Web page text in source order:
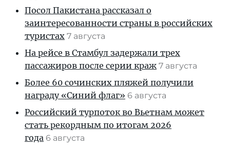
Посол Пакистана рассказал о
заинтересованности страны в российских
туристах 7 августа
На рейсе в Стамбул задержали трех
пассажиров после серии краж 7 августа
Более 60 сочинских пляжей получили
награду «Синий флаг» 6 августа
Российский турпоток во Вьетнам может
стать рекордным по итогам 2026
года 6 августа